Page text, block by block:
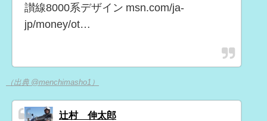
讃線8000系デザイン msn.com/ja-
jp/money/ot…
（出典 @menchimasho1）
辻村 伸太郎